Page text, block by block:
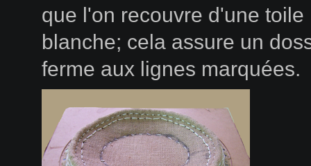
que l'on recouvre d'une toile
blanche; cela assure un
ferme aux lignes marquées.